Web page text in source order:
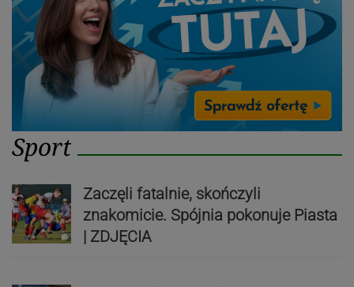
Sport
Zaczęli fatalnie, skończyli
znakomicie. Spójnia pokonuje Piasta
| ZDJĘCIA